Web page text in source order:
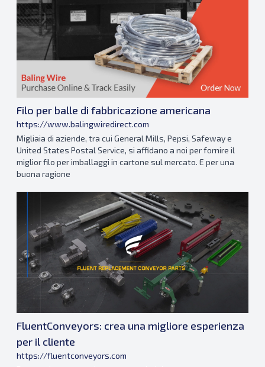
Filo per balle di fabbricazione americana
https://www.balingwiredirect.com
Migliaia di aziende, tra cui General Mills, Pepsi, Safeway e
United States Postal Service, si affidano a noi per fornire il
miglior filo per imballaggi in cartone sul mercato. E per una
buona ragione
FluentConveyors: crea una migliore esperienza
per il cliente
https://fluentconveyors.com